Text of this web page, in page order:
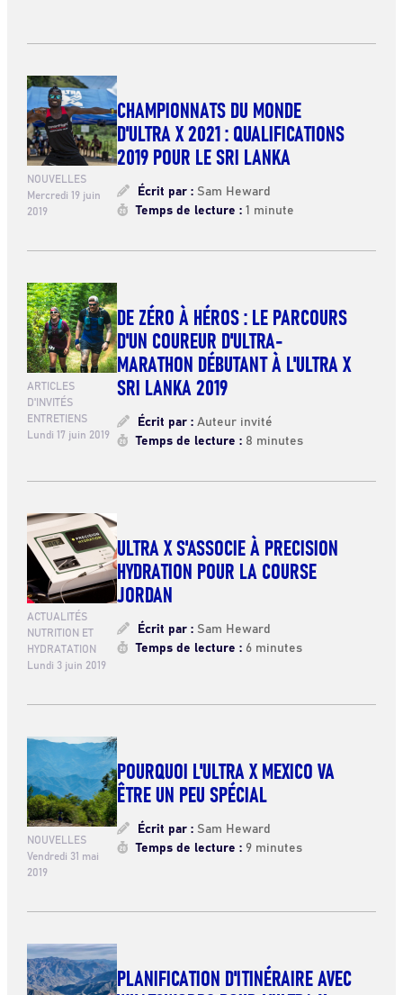
NOUVELLES
Mercredi 19 juin
2019
CHAMPIONNATS DU MONDE
D'ULTRA X 2021 : QUALIFICATIONS
2019 POUR LE SRI LANKA
Écrit par :Sam Heward
Temps de lecture :1 minute
ARTICLES
D'INVITÉS
ENTRETIENS
Lundi 17 juin 2019
DE ZÉRO À HÉROS : LE PARCOURS
D'UN COUREUR D'ULTRA-
MARATHON DÉBUTANT À L'ULTRA X
SRI LANKA 2019
Écrit par :Auteur invité
Temps de lecture :8 minutes
ACTUALITÉS
NUTRITION ET
HYDRATATION
Lundi 3 juin 2019
ULTRA X S'ASSOCIE À PRECISION
HYDRATION POUR LA COURSE
JORDAN
Écrit par :Sam Heward
Temps de lecture :6 minutes
NOUVELLES
Vendredi 31 mai
2019
POURQUOI L'ULTRA X MEXICO VA
ÊTRE UN PEU SPÉCIAL
Écrit par :Sam Heward
Temps de lecture :9 minutes
PLANIFICATION D'ITINÉRAIRE AVEC